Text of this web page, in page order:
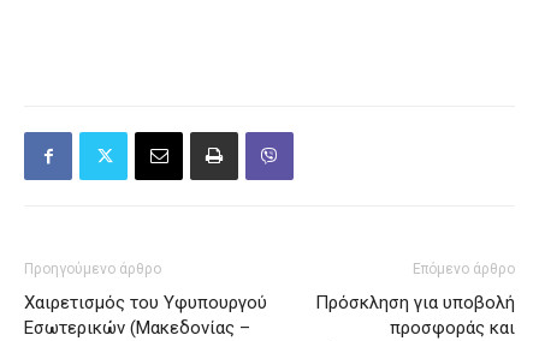
Προηγούμενο άρθρο
Χαιρετισμός του Υφυπουργού
Εσωτερικών (Μακεδονίας –
Επόμενο άρθρο
Πρόσκληση για υποβολή
προσφοράς και